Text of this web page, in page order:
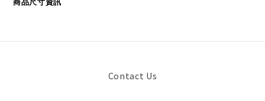
商品尺寸資訊
Contact Us